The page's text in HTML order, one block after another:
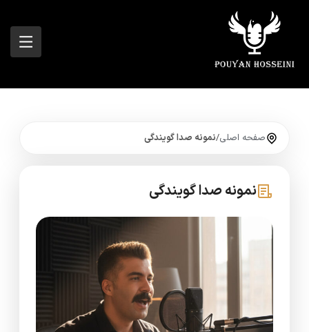
صفحه اصلی/نمونه صدا گویندگی
نمونه صدا گویندگی